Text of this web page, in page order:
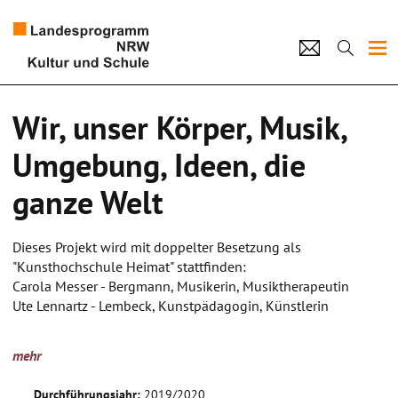
Künstlerpool
Schulen
home Impressum Datenschutz
Wir, unser Körper, Musik,
Umgebung, Ideen, die
ganze Welt
Dieses Projekt wird mit doppelter Besetzung als
"Kunsthochschule Heimat" stattfinden:
Carola Messer - Bergmann, Musikerin, Musiktherapeutin
Ute Lennartz - Lembeck, Kunstpädagogin, Künstlerin
unmittelbaren Erleben, als auch der rasanten menschlichen
mehr
Durchführungsjahr: 2019/2020